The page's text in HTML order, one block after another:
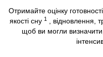
Отримайте оцінку
якості сну 1, відновлення,
щоб ви могли